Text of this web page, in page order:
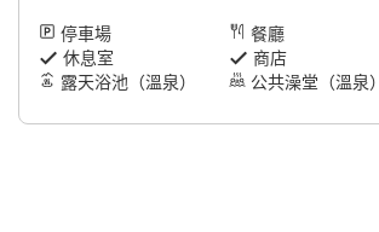
停車場
餐廳
休息室
商店
露天浴池（溫泉）
公共澡堂（溫泉）